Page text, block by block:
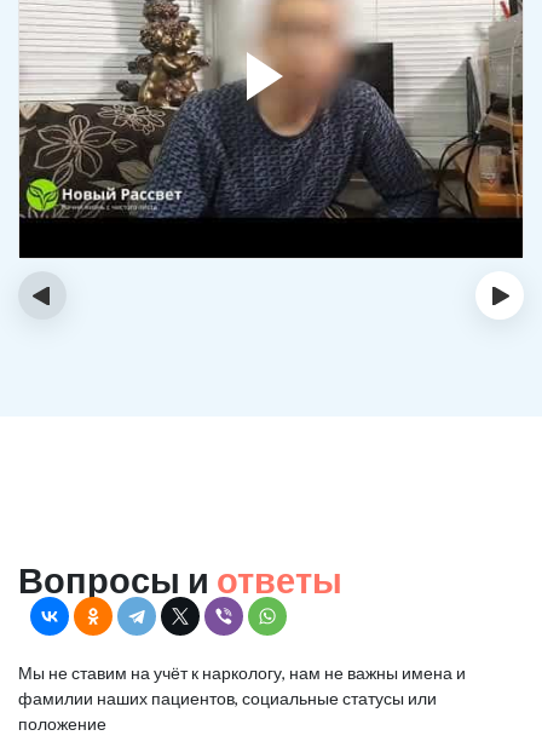
‹ ›
Вопросы и ответы
Мы не ставим на учёт к наркологу, нам не важны имена и
фамилии наших пациентов, социальные статусы или
положение